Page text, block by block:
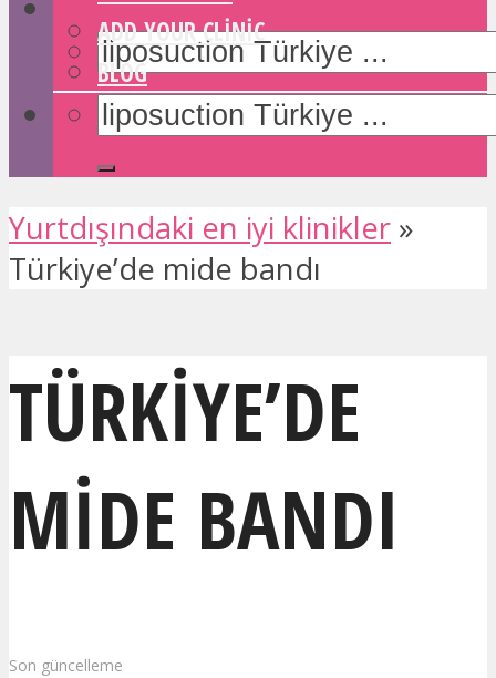
ADD YOUR CLINIC
BLOG
Yurtdışındaki en iyi klinikler »
Türkiye’de mide bandı
TÜRKIYE’DE
MIDE BANDI
Son güncelleme